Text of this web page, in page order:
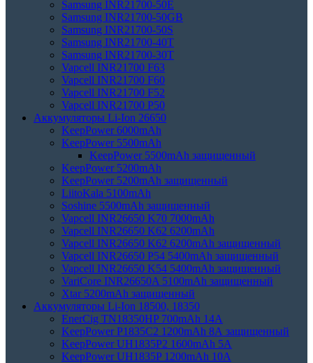
Samsung INR21700-50E
Samsung INR21700-50GB
Samsung INR21700-50S
Samsung INR21700-40T
Samsung INR21700-30T
Vapcell INR21700 F63
Vapcell INR21700 F60
Vapcell INR21700 F52
Vapcell INR21700 P50
Аккумуляторы Li-Ion 26650
KeepPower 6000mAh
KeepPower 5500mAh
KeepPower 5500mAh защищенный
KeepPower 5200mAh
KeepPower 5200mAh защищенный
LiitoKala 5100mAh
Soshine 5500mAh защищенный
Vapcell INR26650 K70 7000mAh
Vapcell INR26650 K62 6200mAh
Vapcell INR26650 K62 6200mAh защищенный
Vapcell INR26650 P54 5400mAh защищенный
Vapcell INR26650 K54 5400mAh защищенный
VariCore INR26650A 5100mAh защищенный
Xtar 5200mAh защищенный
Аккумуляторы Li-Ion 18500, 18350
EnerCig TN18350HP 700mAh 14A
KeepPower P1835C2 1200mAh 8А защищенный
KeepPower UH1835P2 1600mAh 5А
KeepPower UH1835P 1200mAh 10А